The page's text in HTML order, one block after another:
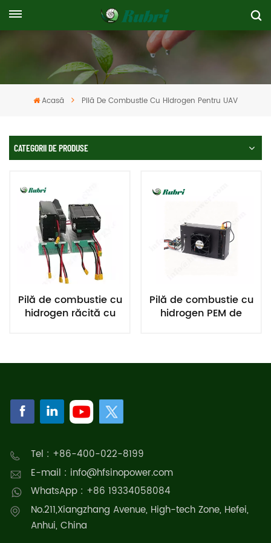
Acasă Pilă De Combustie Cu Hidrogen Pentru UAV
CATEGORII DE PRODUSE
Pilă de combustie cu
hidrogen răcită cu
Pilă de combustie cu
hidrogen PEM de
Tel : +86-400-022-8199
E-mail : info@hfsinopower.com
WhatsApp : +86 19334058084
No.211,Xiangzhang Avenue, High-tech Zone, Hefei,
Anhui, China